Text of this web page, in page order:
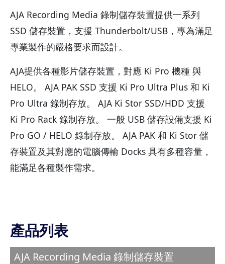
AJA Recording Media 錄制儲存裝置提供一系列
SSD 儲存裝置，支援 Thunderbolt/USB，專為滿足
專業製作的嚴格要求而設計。
AJA提供各種影片儲存裝置，對應 Ki Pro 機種 與
HELO。 AJA PAK SSD 支援 Ki Pro Ultra Plus 和 Ki
Pro Ultra 錄制存放。 AJA Ki Stor SSD/HDD 支援
Ki Pro Rack 錄制存放。 一般 USB 儲存設備支援 Ki
Pro GO / HELO 錄制存放。 AJA PAK 和 Ki Stor 儲
存裝置及其對應的電腦傳輸 Docks 具有多種容量，
能滿足各種製作需求。
產品列表
AJA Recording Media 錄制儲存裝置